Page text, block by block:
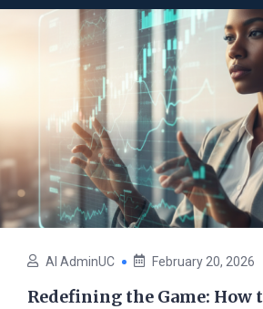
AI AdminUC February 20, 2026
Redefining the Game: How